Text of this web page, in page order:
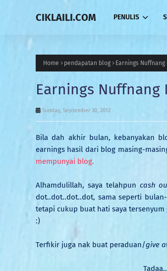
CIKLAILI.COM PENULIS
Home pendapatan blog Earnings
Earnings Nuffnang
Sunday, September 30, 2012
Bila dah akhir bulan, kebanyakan
earnings hasil dari blog masing-
mempunyai blog.
Alhamdulillah, saya telahpun cash
dot..dot..dot..dot, sama seperti
tetapi cukup buat hati saya
:)
Terfikir juga nak buat peraduan/give